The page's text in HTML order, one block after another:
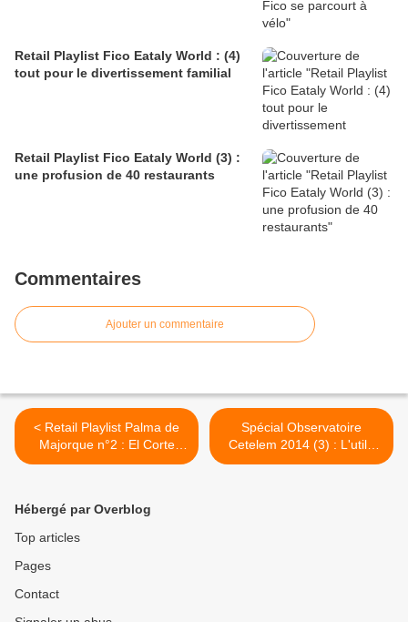
Retail Playlist Fico Eataly World : (4)
tout pour le divertissement familial
Retail Playlist Fico Eataly World (3) :
une profusion de 40 restaurants
Commentaires
Ajouter un commentaire
< Retail Playlist Palma de
Majorque n°2 : El Corte
Ingles
Spécial Observatoire
Cetelem 2014 (3) : L'utile
plutôt que le futile >
Hébergé par Overblog
Top articles
Pages
Contact